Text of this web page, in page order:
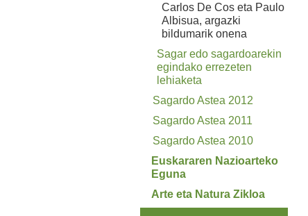
Carlos De Cos eta Paulo
Albisua, argazki
bildumarik onena
Sagar edo sagardoarekin
egindako errezeten
lehiaketa
Sagardo Astea 2012
Sagardo Astea 2011
Sagardo Astea 2010
Euskararen Nazioarteko
Eguna
Arte eta Natura Zikloa